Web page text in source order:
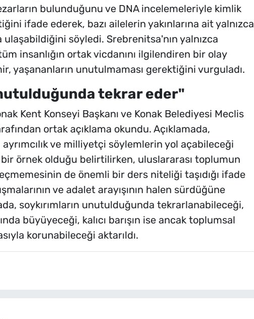
bulunduğunu ve DNA incelemeleriyle kimlik
ifade ederek, bazı ailelerin yakınlarına ait yalnızca
ulaşabildiğini söyledi. Srebrenitsa'nın yalnızca
insanlığın ortak vicdanını ilgilendiren bir olay
yaşananların unutulmaması gerektiğini vurguladı.
tekrar eder"
Kent Konseyi Başkanı ve Konak Belediyesi Meclis
ortak açıklama okundu. Açıklamada,
ve milliyetçi söylemlerin yol açabileceği
bir örnek olduğu belirtilirken, uluslararası toplumun
de önemli bir ders niteliği taşıdığı ifade
ve adalet arayışının halen sürdüğüne
soykırımların unutulduğunda tekrarlanabileceği,
büyüyeceği, kalıcı barışın ise ancak toplumsal
korunabileceği aktarıldı.